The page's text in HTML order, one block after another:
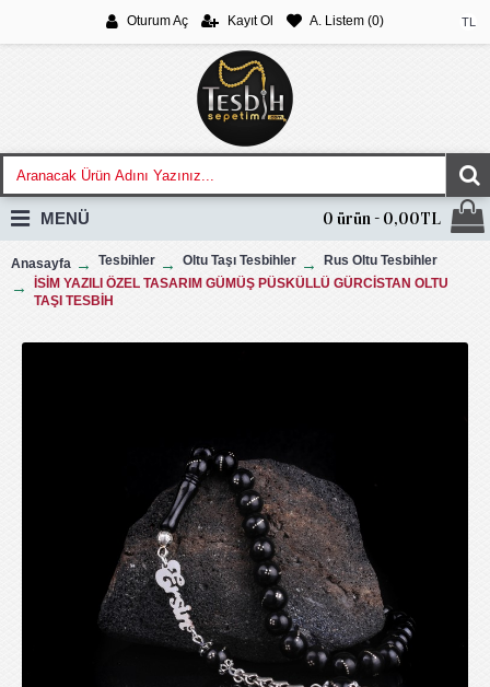
TL
Oturum Aç Kayıt Ol A. Listem (0)
0 ürün - 0,00TL
MENÜ
Anasayfa Tesbihler Oltu Taşı Tesbihler
Rus Oltu Tesbihler
İSİM YAZILI ÖZEL TASARIM GÜMÜŞ PÜSKÜLLÜ GÜRCİSTAN OLTU
TAŞI TESBİH